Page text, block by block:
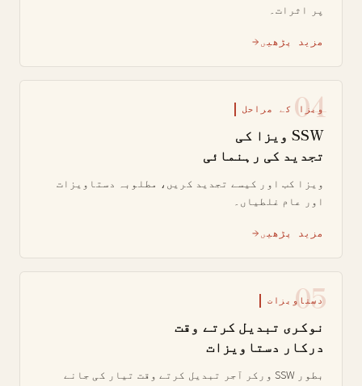
پر اثرات۔
مزید پڑھیں
04
ویزا کے مراحل
SSW ویزا کی
تجدید کی رہنمائی
ویزا کب اور کیسے تجدید کریں، مطلوبہ دستاویزات
اور عام غلطیاں۔
مزید پڑھیں
05
دستاویزات
نوکری تبدیل کرتے وقت
درکار دستاویزات
بطور SSW ورکر آجر تبدیل کرتے وقت تیار کی جانے